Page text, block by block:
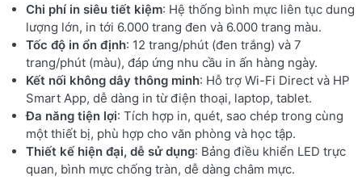
Chi phí in siêu tiết kiệm: Hệ thống bình mực liên tục dung
lượng lớn, in tới 6.000 trang đen và 6.000 trang màu.
Tốc độ in ổn định: 12 trang/phút (đen trắng) và 7
trang/phút (màu), đáp ứng nhu cầu in ấn hàng ngày.
Kết nối không dây thông minh: Hỗ trợ Wi-Fi Direct và HP
Smart App, dễ dàng in từ điện thoại, laptop, tablet.
Đa năng tiện lợi: Tích hợp in, quét, sao chép trong cùng
một thiết bị, phù hợp cho văn phòng và học tập.
Thiết kế hiện đại, dễ sử dụng: Bảng điều khiển LED trực
quan, bình mực chống tràn, dễ dàng châm mực.